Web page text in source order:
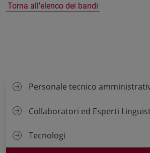
Torna all'elenco dei bandi
Personale tecnico
Collaboratori ed Esperti
Tecnologi